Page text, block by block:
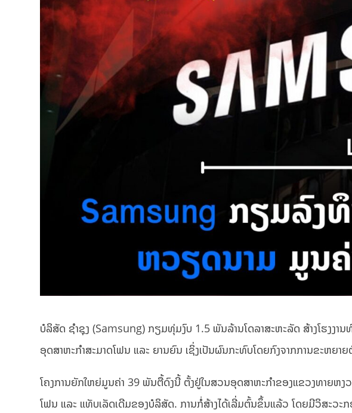
ບໍລິສັດ ຊຳຊຸງ (Samsung) ກຽມທຸ່ມງົບ 1.5 ພັນລ້ານໂດລາສະຫະລັດ ສ້າງໂຮງງາ
ອຸດສາຫະກຳສະມາດໂຟນ ແລະ ຍານຍົນ ເຊິ່ງເປັນຜົນກະທົບໂດຍກົງຈາກການຂະຫຍາ
ໂຄງການຍັກໃຫຍ່ມູນຄ່າ 39 ພັນຕື້ດົງນີ້ ຕັ້ງຢູ່ໃນສວນອຸດສາຫະກຳຂອງແຂວງທາຍຫ
ໂຟນ ແລະ ແທັບເລັດເດີມຂອງບໍລິສັດ. ການກໍ່ສ້າງໄດ້ເລີ່ມຕົ້ນຂຶ້ນແລ້ວ ໂດຍມີວິສະວະ